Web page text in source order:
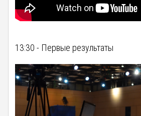
13:30 - Первые результаты